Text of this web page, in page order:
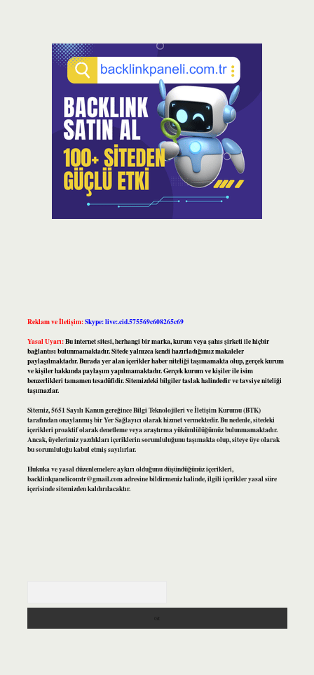
Reklam ve İletişim:Skype: live:.cid.575569c608265c69
Yasal Uyarı:Bu internet sitesi, herhangi bir marka, kurum veya şahıs şirketi ile hiçbir
bağlantısı bulunmamaktadır. Sitede yalnızca kendi hazırladığımız makaleler
paylaşılmaktadır. Burada yer alan içerikler haber niteliği taşımamakta olup, gerçek kurum
ve kişiler hakkında paylaşım yapılmamaktadır. Gerçek kurum ve kişiler ile isim
benzerlikleri tamamen tesadüfidir. Sitemizdeki bilgiler taslak halindedir ve tavsiye niteliği
taşımazlar.
Sitemiz, 5651 Sayılı Kanun gereğince Bilgi Teknolojileri ve İletişim Kurumu (BTK)
tarafından onaylanmış bir Yer Sağlayıcı olarak hizmet vermektedir. Bu nedenle, sitedeki
içerikleri proaktif olarak denetleme veya araştırma yükümlülüğümüz bulunmamaktadır.
Ancak, üyelerimiz yazdıkları içeriklerin sorumluluğunu taşımakta olup, siteye üye olarak
bu sorumluluğu kabul etmiş sayılırlar.
Hukuka ve yasal düzenlemelere aykırı olduğunu düşündüğünüz içerikleri,
backlinkpanelicomtr@gmail.comadresine bildirmeniz halinde, ilgili içerikler yasal süre
içerisinde sitemizden kaldırılacaktır.